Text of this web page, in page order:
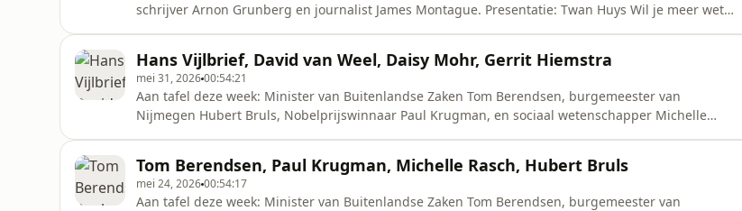
schrijver Arnon Grunberg en journalist James Montague. Presentatie: Twan Huys Wil je meer weten
26 Tij
Hans Vijlbrief, David van Weel, Daisy Mohr, Gerrit Hiemstra
mei 31, 202600:54:21
Aan tafel deze week: Minister van Buitenlandse Zaken Tom Berendsen, burgemeester van
Nijmegen Hubert Bruls, Nobelprijswinnaar Paul Krugman, en sociaal wetenschapper Michelle
natuurlijk nog veel meer gesprekken: https
Tom Berendsen, Paul Krugman, Michelle Rasch, Hubert Bruls
mei 24, 202600:54:17
Aan tafel deze week: Minister van Buitenlandse Zaken Tom Berendsen, burgemeester van